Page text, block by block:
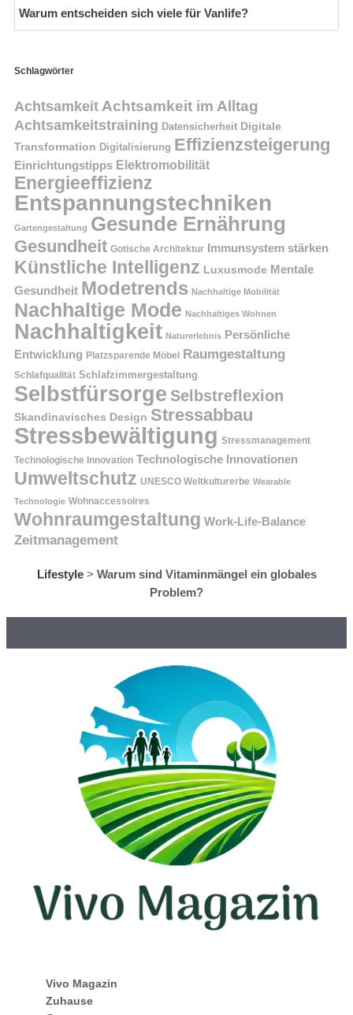
Warum entscheiden sich viele für Vanlife?
Schlagwörter
Achtsamkeit Achtsamkeit im Alltag
Achtsamkeitstraining Datensicherheit Digitale
Transformation Digitalisierung Effizienzsteigerung
Einrichtungstipps Elektromobilität
Energieeffizienz
Entspannungstechniken
Gartengestaltung Gesunde Ernährung
Gesundheit Gotische Architektur Immunsystem stärken
Künstliche Intelligenz Luxusmode Mentale
Gesundheit Modetrends Nachhaltige Mobilität
Nachhaltige Mode Nachhaltiges Wohnen
Nachhaltigkeit Naturerlebnis Persönliche
Entwicklung Platzsparende Möbel Raumgestaltung
Schlafqualität Schlafzimmergestaltung
Selbstfürsorge Selbstreflexion
Skandinavisches Design Stressabbau
Stressbewältigung Stressmanagement
Technologische Innovation Technologische Innovationen
Umweltschutz UNESCO Weltkulturerbe Wearable
Technologie Wohnaccessoires
Wohnraumgestaltung Work-Life-Balance
Zeitmanagement
Lifestyle> Warum sind Vitaminmängel ein globales
Problem?
Vivo Magazin
Zuhause